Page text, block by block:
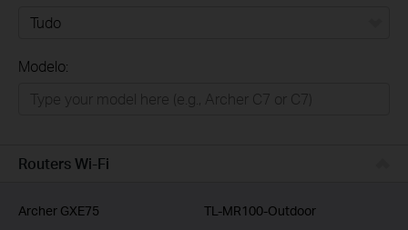
Empresas
Modelo:
Routers Wi-Fi
Archer GXE75
TL-MR100-Outdoor